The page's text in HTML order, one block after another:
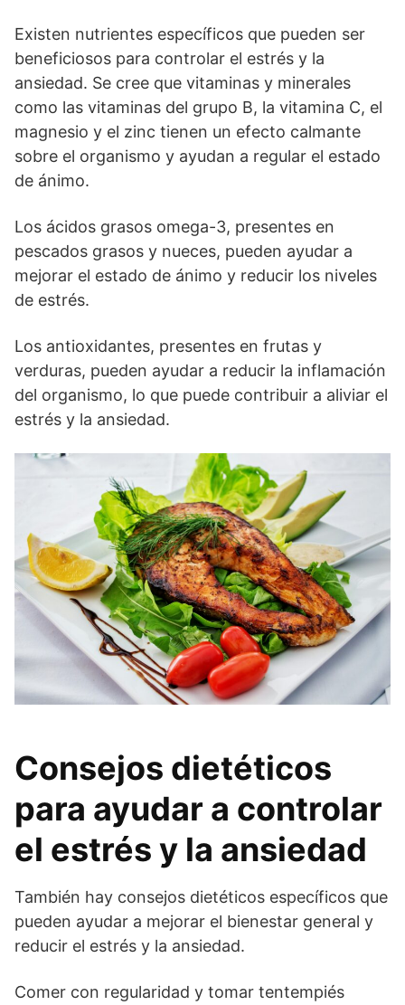
Existen nutrientes específicos que pueden ser
beneficiosos para controlar el estrés y la
ansiedad. Se cree que vitaminas y minerales
como las vitaminas del grupo B, la vitamina C, el
magnesio y el zinc tienen un efecto calmante
sobre el organismo y ayudan a regular el estado
de ánimo.
Los ácidos grasos omega-3, presentes en
pescados grasos y nueces, pueden ayudar a
mejorar el estado de ánimo y reducir los niveles
de estrés.
Los antioxidantes, presentes en frutas y
verduras, pueden ayudar a reducir la inflamación
del organismo, lo que puede contribuir a aliviar el
estrés y la ansiedad.
Consejos dietéticos
para ayudar a controlar
el estrés y la ansiedad
También hay consejos dietéticos específicos que
pueden ayudar a mejorar el bienestar general y
reducir el estrés y la ansiedad.
Comer con regularidad y tomar tentempiés